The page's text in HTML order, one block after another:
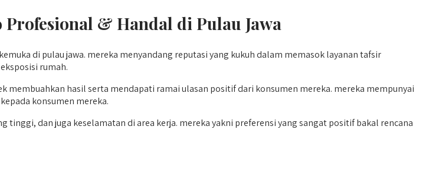
Profesional & Handal di Pulau Jawa
di pulau jawa. mereka menyandang reputasi yang kukuh dalam memasok layanan tafsir
rumah.
hasil serta mendapati ramai ulasan positif dari konsumen mereka. mereka mempunyai
konsumen mereka.
dan juga keselamatan di area kerja. mereka yakni preferensi yang sangat positif bakal rencana